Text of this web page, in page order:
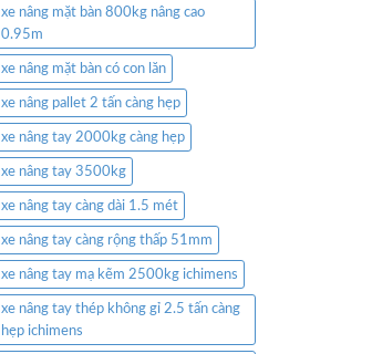
xe nâng mặt bàn 800kg nâng cao
0.95m
xe nâng mặt bàn có con lăn
xe nâng pallet 2 tấn càng hẹp
xe nâng tay 2000kg càng hẹp
xe nâng tay 3500kg
xe nâng tay càng dài 1.5 mét
xe nâng tay càng rộng thấp 51mm
xe nâng tay mạ kẽm 2500kg ichimens
xe nâng tay thép không gỉ 2.5 tấn càng
hẹp ichimens